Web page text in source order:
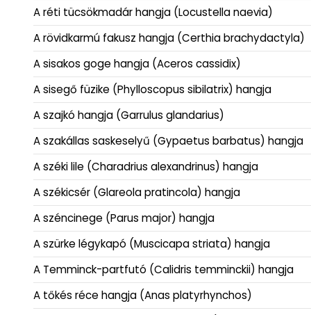
A réti tücsökmadár hangja (Locustella naevia)
A rövidkarmú fakusz hangja (Certhia brachydactyla)
A sisakos goge hangja (Aceros cassidix)
A sisegő füzike (Phylloscopus sibilatrix) hangja
A szajkó hangja (Garrulus glandarius)
A szakállas saskeselyű (Gypaetus barbatus) hangja
A széki lile (Charadrius alexandrinus) hangja
A székicsér (Glareola pratincola) hangja
A széncinege (Parus major) hangja
A szürke légykapó (Muscicapa striata) hangja
A Temminck-partfutó (Calidris temminckii) hangja
A tőkés réce hangja (Anas platyrhynchos)